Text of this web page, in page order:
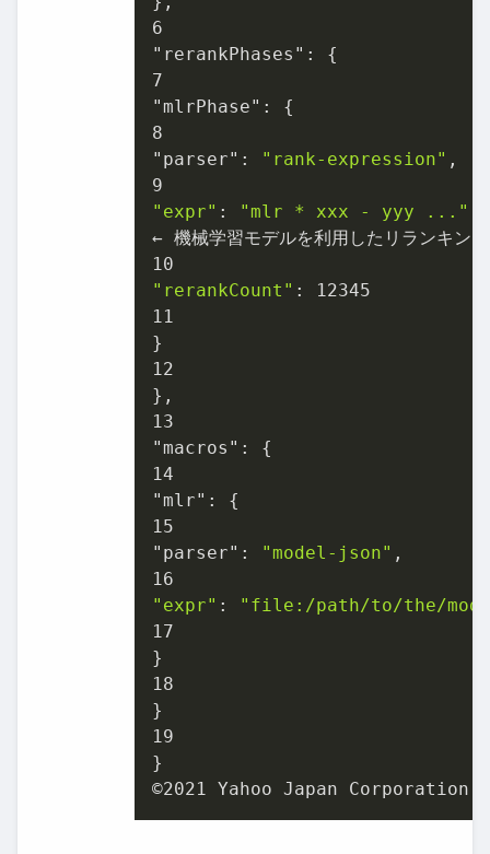
6
7
8
"parser":
"rank-expression"
9
"expr" : "mlr * xxx - yyy ..."
10
"rerankCount" :
12345
11
12
13
14
15
"parser":
"model-json"
16
"expr" :
"file:/path/to/the/
17
18
19
}
©2021 Yahoo Japan Corporation